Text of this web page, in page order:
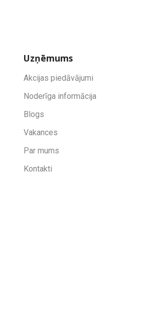
Uzņēmums
Akcijas piedāvājumi
Noderīga informācija
Blogs
Vakances
Par mums
Kontakti